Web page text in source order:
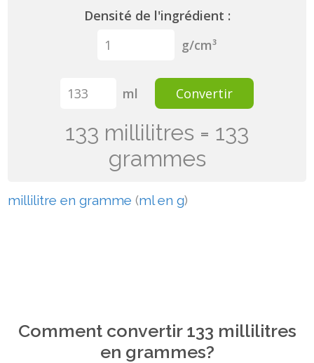
Densité de l'ingrédient :
g/cm³
ml Convertir
133 millilitres = 133
grammes
millilitre en gramme (ml en g)
Comment convertir 133 millilitres
en grammes?